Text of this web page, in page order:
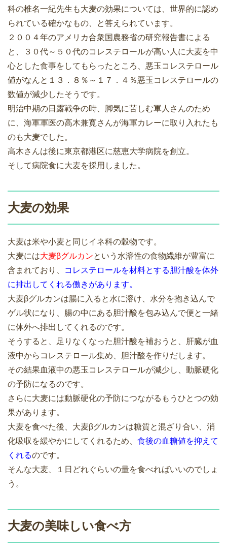
科の椎名一紀先生も大麦の効果については、世界的に認め
られている確かなもの、と答えられています。
２００４年のアメリカ合衆国農務省の研究報告書による
と、３０代～５０代のコレステロールが高い人に大麦を中
心とした食事をしてもらったところ、悪玉コレステロール
値がなんと１３．８％～１７．４％悪玉コレステロールの
数値が減少したそうです。
明治中期の日露戦争の時、脚気に苦しむ軍人さんのため
に、海軍軍医の高木兼寛さんが海軍カレーに取り入れたも
のも大麦でした。
高木さんは後に東京都港区に慈恵大学病院を創立。
そして病院食に大麦を採用しました。
大麦の効果
大麦は米や小麦と同じイネ科の穀物です。
大麦には大麦βグルカンという水溶性の食物繊維が豊富に
含まれており、
コレステロールを材料とする胆汁酸を体外
に排出してくれる働きがあります。
大麦βグルカンは腸に入ると水に溶け、水分を抱き込んで
ゲル状になり、腸の中にある胆汁酸を包み込んで便と一緒
に体外へ排出してくれるのです。
そうすると、足りなくなった胆汁酸を補おうと、肝臓が血
液中からコレステロール集め、胆汁酸を作りだします。
その結果血液中の悪玉コレステロールが減少し、動脈硬化
の予防になるのです。
さらに大麦には動脈硬化の予防につながるもうひとつの効
果があります。
大麦を食べた後、大麦βグルカンは糖質と混ざり合い、消
化吸収を緩やかにしてくれるため、 食後の血糖値を抑えて
くれるのです。
そんな大麦、１日どれぐらいの量を食べればいいのでしょ
う。
大麦の美味しい食べ方